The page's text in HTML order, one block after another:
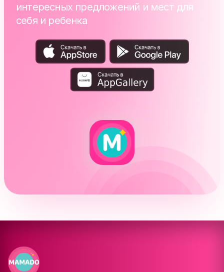
интересных предложений и мест для
себя и ребенка